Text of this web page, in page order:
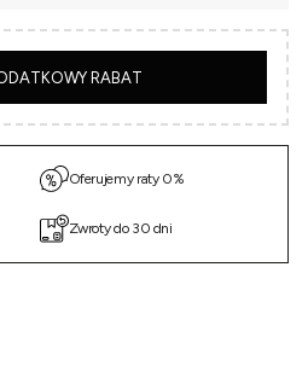
RABAT
Oferujemy raty 0%
Zwroty do 30 dni